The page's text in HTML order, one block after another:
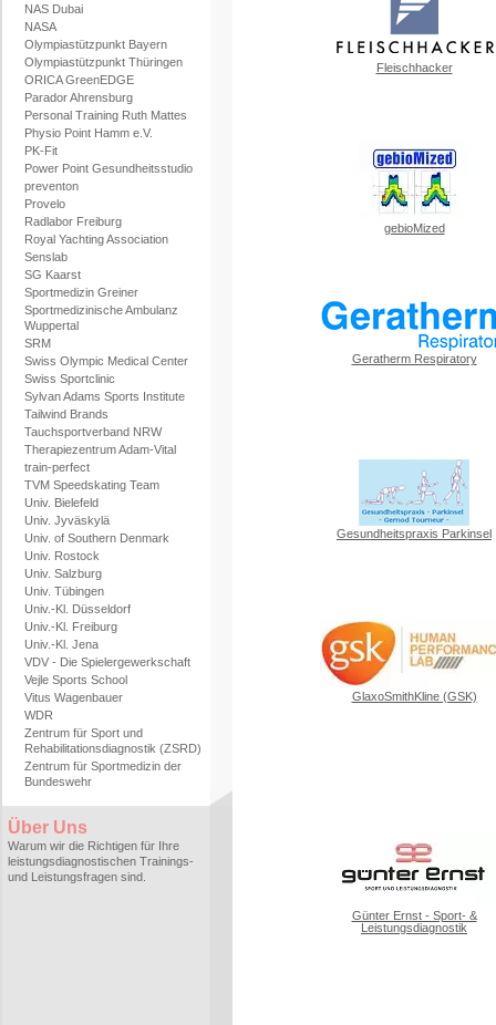
NAS Dubai
NASA
Olympiastützpunkt Bayern
Olympiastützpunkt Thüringen
ORICA GreenEDGE
Parador Ahrensburg
Personal Training Ruth Mattes
Physio Point Hamm e.V.
PK-Fit
Power Point Gesundheitsstudio
preventon
Provelo
Radlabor Freiburg
Royal Yachting Association
Senslab
SG Kaarst
Sportmedizin Greiner
Sportmedizinische Ambulanz
Wuppertal
SRM
Swiss Olympic Medical Center
Swiss Sportclinic
Sylvan Adams Sports Institute
Tailwind Brands
Tauchsportverband NRW
Therapiezentrum Adam-Vital
train-perfect
TVM Speedskating Team
Univ. Bielefeld
Univ. Jyväskylä
Univ. of Southern Denmark
Univ. Rostock
Univ. Salzburg
Univ. Tübingen
Univ.-Kl. Düsseldorf
Univ.-Kl. Freiburg
Univ.-Kl. Jena
VDV - Die Spielergewerkschaft
Vejle Sports School
Vitus Wagenbauer
WDR
Zentrum für Sport und
Rehabilitationsdiagnostik (ZSRD)
Zentrum für Sportmedizin der
Bundeswehr
Über Uns
Warum wir die Richtigen für Ihre
leistungsdiagnostischen Trainings-
und Leistungsfragen sind.
Fleischhacker
gebioMized
Geratherm Respiratory
Gesundheitspraxis Parkinsel
GlaxoSmithKline (GSK)
Günter Ernst - Sport- &
Leistungsdiagnostik